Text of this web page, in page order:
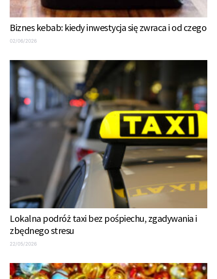
Biznes kebab: kiedy inwestycja się zwraca i od czego
02/06/2026
Lokalna podróż taxi bez pośpiechu, zgadywania i
zbędnego stresu
22/05/2026